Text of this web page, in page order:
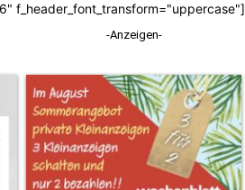
f_header_font_transform="uppercase"]
-Anzeigen-